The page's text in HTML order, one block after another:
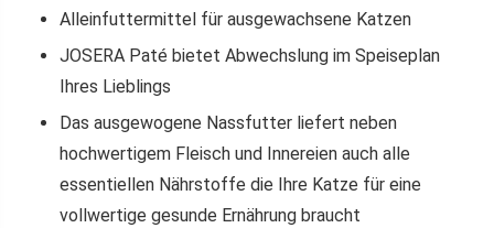
Alleinfuttermittel für ausgewachsene Katzen
JOSERA Paté bietet Abwechslung im Speiseplan
Ihres Lieblings
Das ausgewogene Nassfutter liefert neben
hochwertigem Fleisch und Innereien auch alle
essentiellen Nährstoffe die Ihre Katze für eine
vollwertige gesunde Ernährung braucht